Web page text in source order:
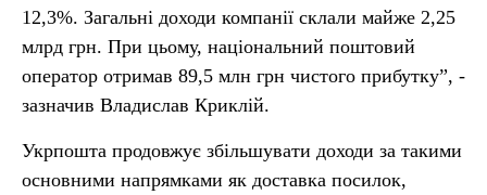
12,3%. Загальні доходи компанії склали майже 2,25
млрд грн. При цьому, національний поштовий
оператор отримав 89,5 млн грн чистого прибутку”, -
зазначив Владислав Криклій.
Укрпошта продовжує збільшувати доходи за такими
основними напрямками як доставка посилок,